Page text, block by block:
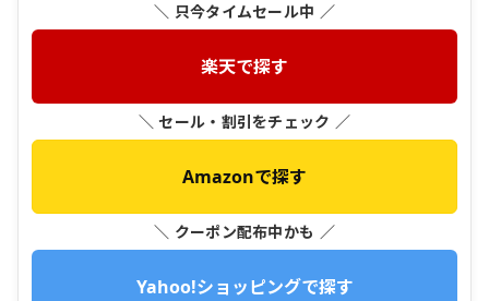
＼ 只今タイムセール中 ／
楽天で探す
＼ セール・割引をチェック ／
Amazonで探す
＼ クーポン配布中かも ／
Yahoo!ショッピングで探す